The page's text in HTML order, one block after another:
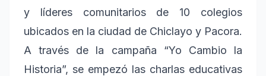
y líderes comunitarios de 10 colegios
ubicados en la ciudad de Chiclayo y Pacora.
A través de la campaña “Yo Cambio la
Historia”, se empezó las charlas educativas